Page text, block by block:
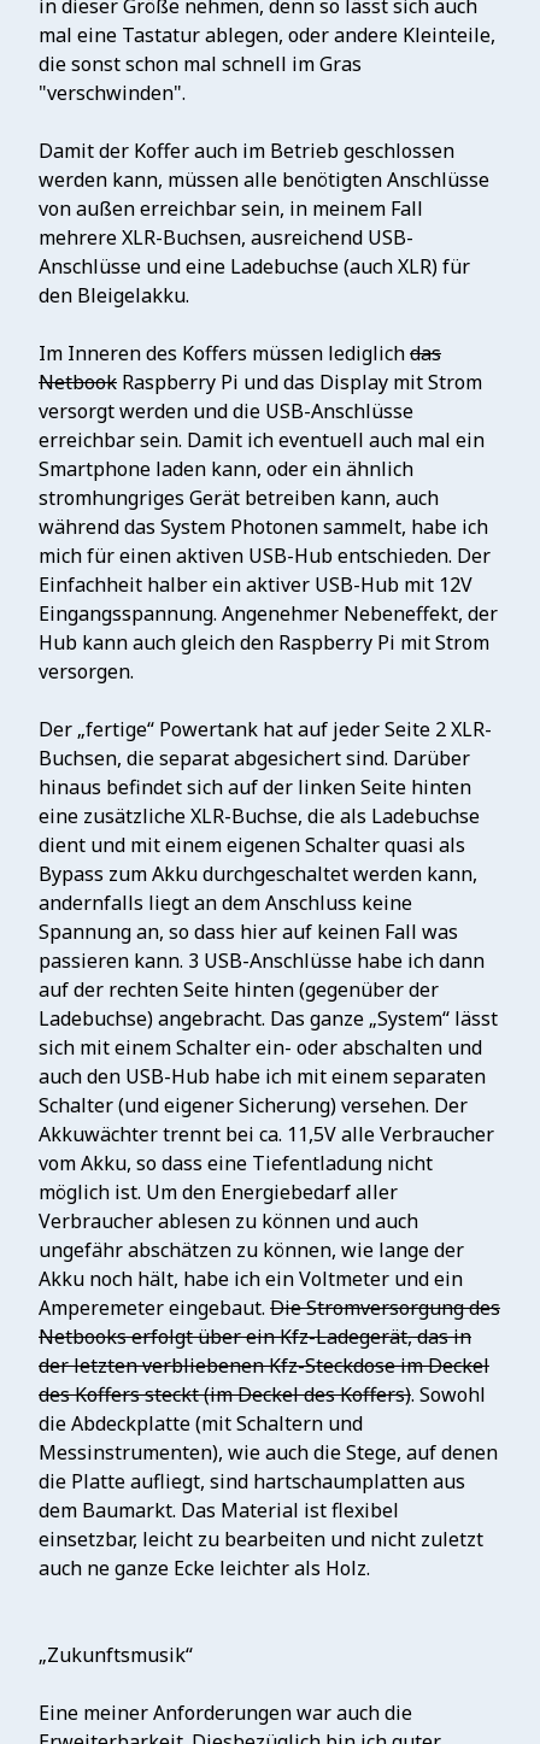
in dieser Größe nehmen, denn so lässt sich auch
mal eine Tastatur ablegen, oder andere Kleinteile,
die sonst schon mal schnell im Gras
"verschwinden".
Damit der Koffer auch im Betrieb geschlossen
werden kann, müssen alle benötigten Anschlüsse
von außen erreichbar sein, in meinem Fall
mehrere XLR-Buchsen, ausreichend USB-
Anschlüsse und eine Ladebuchse (auch XLR) für
den Bleigelakku.
Im Inneren des Koffers müssen lediglichdas
Netbook Raspberry Pi und das Display mit Strom
versorgt werden und die USB-Anschlüsse
erreichbar sein. Damit ich eventuell auch mal ein
Smartphone laden kann, oder ein ähnlich
stromhungriges Gerät betreiben kann, auch
während das System Photonen sammelt, habe ich
mich für einen aktiven USB-Hub entschieden. Der
Einfachheit halber ein aktiver USB-Hub mit 12V
Eingangsspannung. Angenehmer Nebeneffekt, der
Hub kann auch gleich den Raspberry Pi mit Strom
versorgen.
Der „fertige“ Powertank hat auf jeder Seite 2 XLR-
Buchsen, die separat abgesichert sind. Darüber
hinaus befindet sich auf der linken Seite hinten
eine zusätzliche XLR-Buchse, die als Ladebuchse
dient und mit einem eigenen Schalter quasi als
Bypass zum Akku durchgeschaltet werden kann,
andernfalls liegt an dem Anschluss keine
Spannung an, so dass hier auf keinen Fall was
passieren kann. 3 USB-Anschlüsse habe ich dann
auf der rechten Seite hinten (gegenüber der
Ladebuchse) angebracht. Das ganze „System“ lässt
sich mit einem Schalter ein- oder abschalten und
auch den USB-Hub habe ich mit einem separaten
Schalter (und eigener Sicherung) versehen. Der
Akkuwächter trennt bei ca. 11,5V alle Verbraucher
vom Akku, so dass eine Tiefentladung nicht
möglich ist. Um den Energiebedarf aller
Verbraucher ablesen zu können und auch
ungefähr abschätzen zu können, wie lange der
Akku noch hält, habe ich ein Voltmeter und ein
Amperemeter eingebaut. Die Stromversorgung des
Netbooks erfolgt über ein Kfz-Ladegerät, das in
der letzten verbliebenen Kfz-Steckdose im Deckel
des Koffers steckt (im Deckel des Koffers). Sowohl
die Abdeckplatte (mit Schaltern und
Messinstrumenten), wie auch die Stege, auf denen
die Platte aufliegt, sind hartschaumplatten aus
dem Baumarkt. Das Material ist flexibel
einsetzbar, leicht zu bearbeiten und nicht zuletzt
auch ne ganze Ecke leichter als Holz.
„Zukunftsmusik“
Eine meiner Anforderungen war auch die